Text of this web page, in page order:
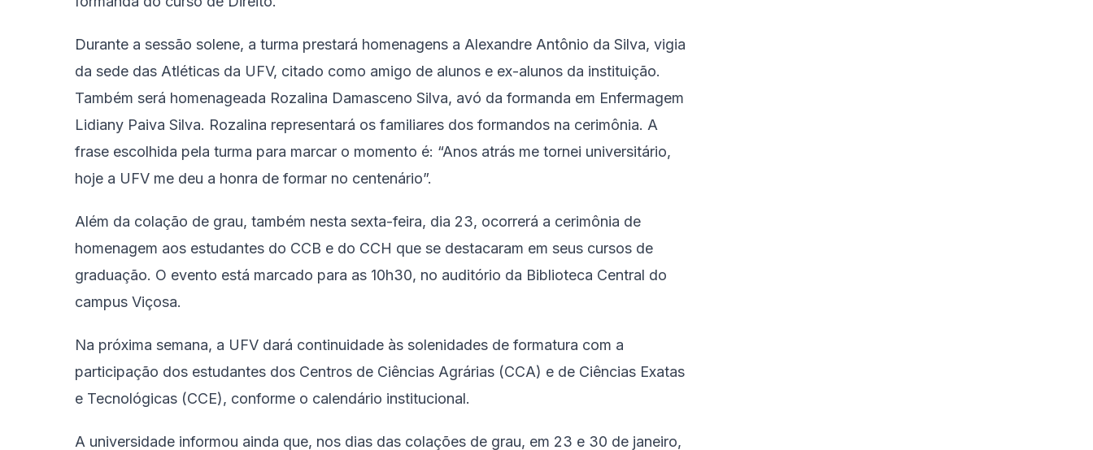
Durante a sessão solene, a turma prestará homenagens a Alexandre Antônio da Silva, vigia
da sede das Atléticas da UFV, citado como amigo de alunos e ex-alunos da instituição.
Também será homenageada Rozalina Damasceno Silva, avó da formanda em Enfermagem
Lidiany Paiva Silva. Rozalina representará os familiares dos formandos na cerimônia. A
frase escolhida pela turma para marcar o momento é: “Anos atrás me tornei universitário,
hoje a UFV me deu a honra de formar no centenário”.
Além da colação de grau, também nesta sexta-feira, dia 23, ocorrerá a cerimônia de
homenagem aos estudantes do CCB e do CCH que se destacaram em seus cursos de
graduação. O evento está marcado para as 10h30, no auditório da Biblioteca Central do
campus Viçosa.
Na próxima semana, a UFV dará continuidade às solenidades de formatura com a
participação dos estudantes dos Centros de Ciências Agrárias (CCA) e de Ciências Exatas
e Tecnológicas (CCE), conforme o calendário institucional.
A universidade informou ainda que, nos dias das colações de grau, em 23 e 30 de janeiro,